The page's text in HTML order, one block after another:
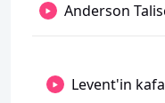
Anderson
Levent'in